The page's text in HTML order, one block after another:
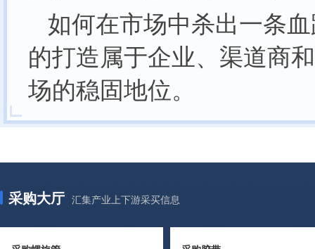
如何在市场中杀出一条
的打造属于企业、渠道商
场的稳固地位。
采购大厅 汇集产业上下游采买信息